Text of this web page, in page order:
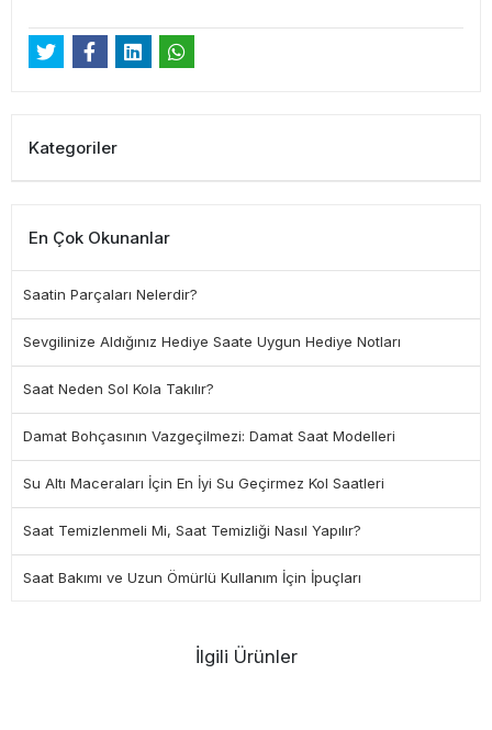
Kategoriler
En Çok Okunanlar
Saatin Parçaları Nelerdir?
Sevgilinize Aldığınız Hediye Saate Uygun Hediye Notları
Saat Neden Sol Kola Takılır?
Damat Bohçasının Vazgeçilmezi: Damat Saat Modelleri
Su Altı Maceraları İçin En İyi Su Geçirmez Kol Saatleri
Saat Temizlenmeli Mi, Saat Temizliği Nasıl Yapılır?
Saat Bakımı ve Uzun Ömürlü Kullanım İçin İpuçları
İlgili Ürünler